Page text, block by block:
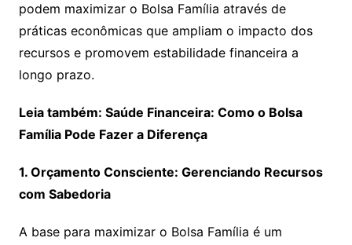
podem maximizar o Bolsa Família através de
práticas econômicas que ampliam o impacto dos
recursos e promovem estabilidade financeira a
longo prazo.
Leia também: Saúde Financeira: Como o Bolsa
Família Pode Fazer a Diferença
1. Orçamento Consciente: Gerenciando Recursos
com Sabedoria
A base para maximizar o Bolsa Família é um